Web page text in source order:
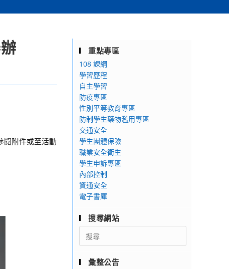
閱附件或至活動
重點專區
108 課綱
學習歷程
自主學習
防疫專區
性別平等教育專區
防制學生藥物濫用專區
交通安全
學生團體保險
職業安全衛生
學生申訴專區
內部控制
資通安全
電子書庫
搜尋網站
Search
for:
彙整公告